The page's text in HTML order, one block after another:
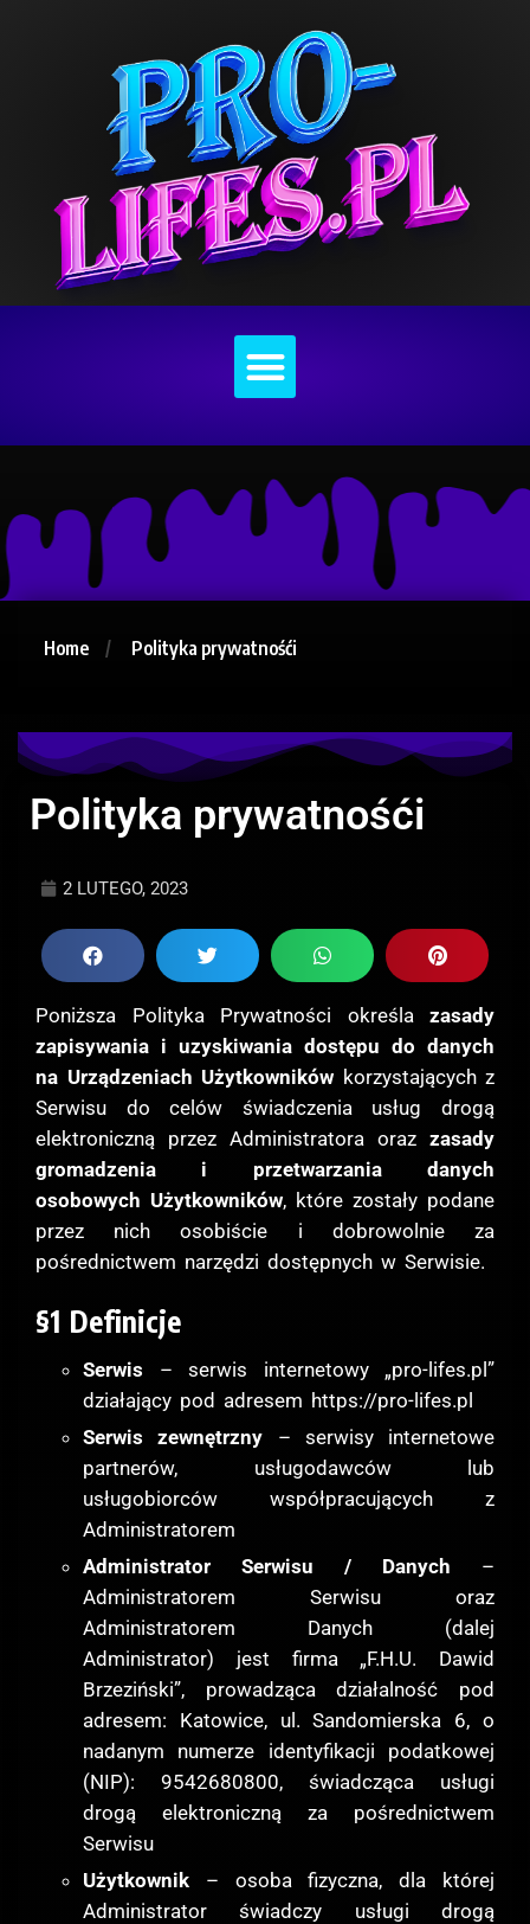
Home Polityka prywatnośći
Polityka prywatnośći
2 LUTEGO, 2023
Poniższa Polityka Prywatności określa zasady
zapisywania i uzyskiwania dostępu do danych
na Urządzeniach Użytkowników korzystających z
Serwisu do celów świadczenia usług drogą
elektroniczną przez Administratora oraz zasady
gromadzenia i przetwarzania danych
osobowych Użytkowników, które zostały podane
przez nich osobiście i dobrowolnie za
pośrednictwem narzędzi dostępnych w Serwisie.
§1 Definicje
Serwis – serwis internetowy „pro-lifes.pl”
działający pod adresem https://pro-lifes.pl
Serwis zewnętrzny – serwisy internetowe
partnerów, usługodawców lub
usługobiorców współpracujących z
Administratorem
Administrator Serwisu / Danych –
Administratorem Serwisu oraz
Administratorem Danych (dalej
Administrator) jest firma „F.H.U. Dawid
Brzeziński”, prowadząca działalność pod
adresem: Katowice, ul. Sandomierska 6, o
nadanym numerze identyfikacji podatkowej
(NIP): 9542680800, świadcząca usługi
drogą elektroniczną za pośrednictwem
Serwisu
Użytkownik – osoba fizyczna, dla której
Administrator świadczy usługi drogą